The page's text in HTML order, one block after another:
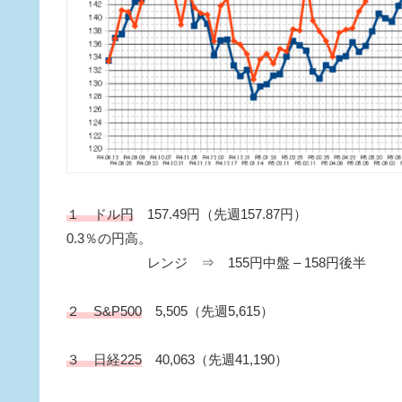
１ ドル円 157.49円（先週157.87円）
0.3％の円高。
レンジ ⇒ 155円中盤 – 158円後半
２ S&P500 5,505（先週5,615）
３ 日経225 40,063（先週41,190）